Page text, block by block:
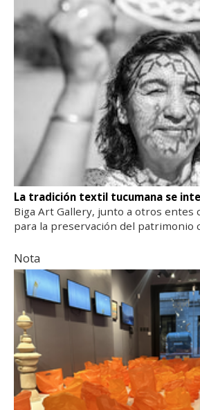
La tradición textil tucumana se
Biga Art Gallery, junto a otros entes
para la preservación del patrimonio
Nota